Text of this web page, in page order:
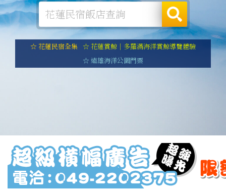
☆ 花蓮民宿全集 ☆ 花蓮賞鯨｜多羅滿海洋賞鯨導覽體驗
☆ 遠雄海洋公園門票